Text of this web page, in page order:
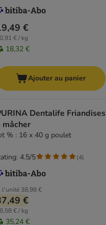
€
€ / kg
18,32 €
Ajouter au panier
Dentalife Friandises
mâcher
% : 16 x 40 g poulet
l'unité 38,98 €
€
€ / kg
35,24 €
4.5/5 (4)